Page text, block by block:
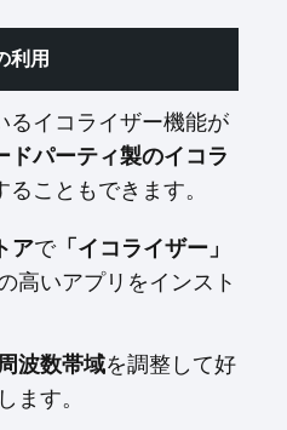
利用
るイコライザー機能が
ドパーティ製のイコラ
ることもできます。
アで「イコライザー」
高いアプリをインスト
波数帯域を調整して好
ます。